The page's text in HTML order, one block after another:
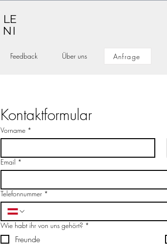
LE
NI
Feedback Über uns Anfrage
Kontaktformular
Vorname *
Email *
Telefonnummer *
Wie habt ihr von uns gehört? *
Freunde